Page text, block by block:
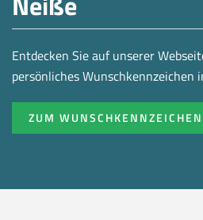
Entdecken Sie auf unserer
persönliches Wunschkennzeichen
ZUM